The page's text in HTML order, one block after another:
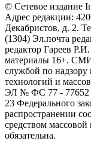
© Сетевое
Адрес редакции:
Декабристов, д. 2.
(1304) Эл.почта
редактор Гареев
материалы 16+. СМИ
службой по
технологий и
ЭЛ № ФС 77 - 77652
23 Федерального
распространении
средством
обязательна.